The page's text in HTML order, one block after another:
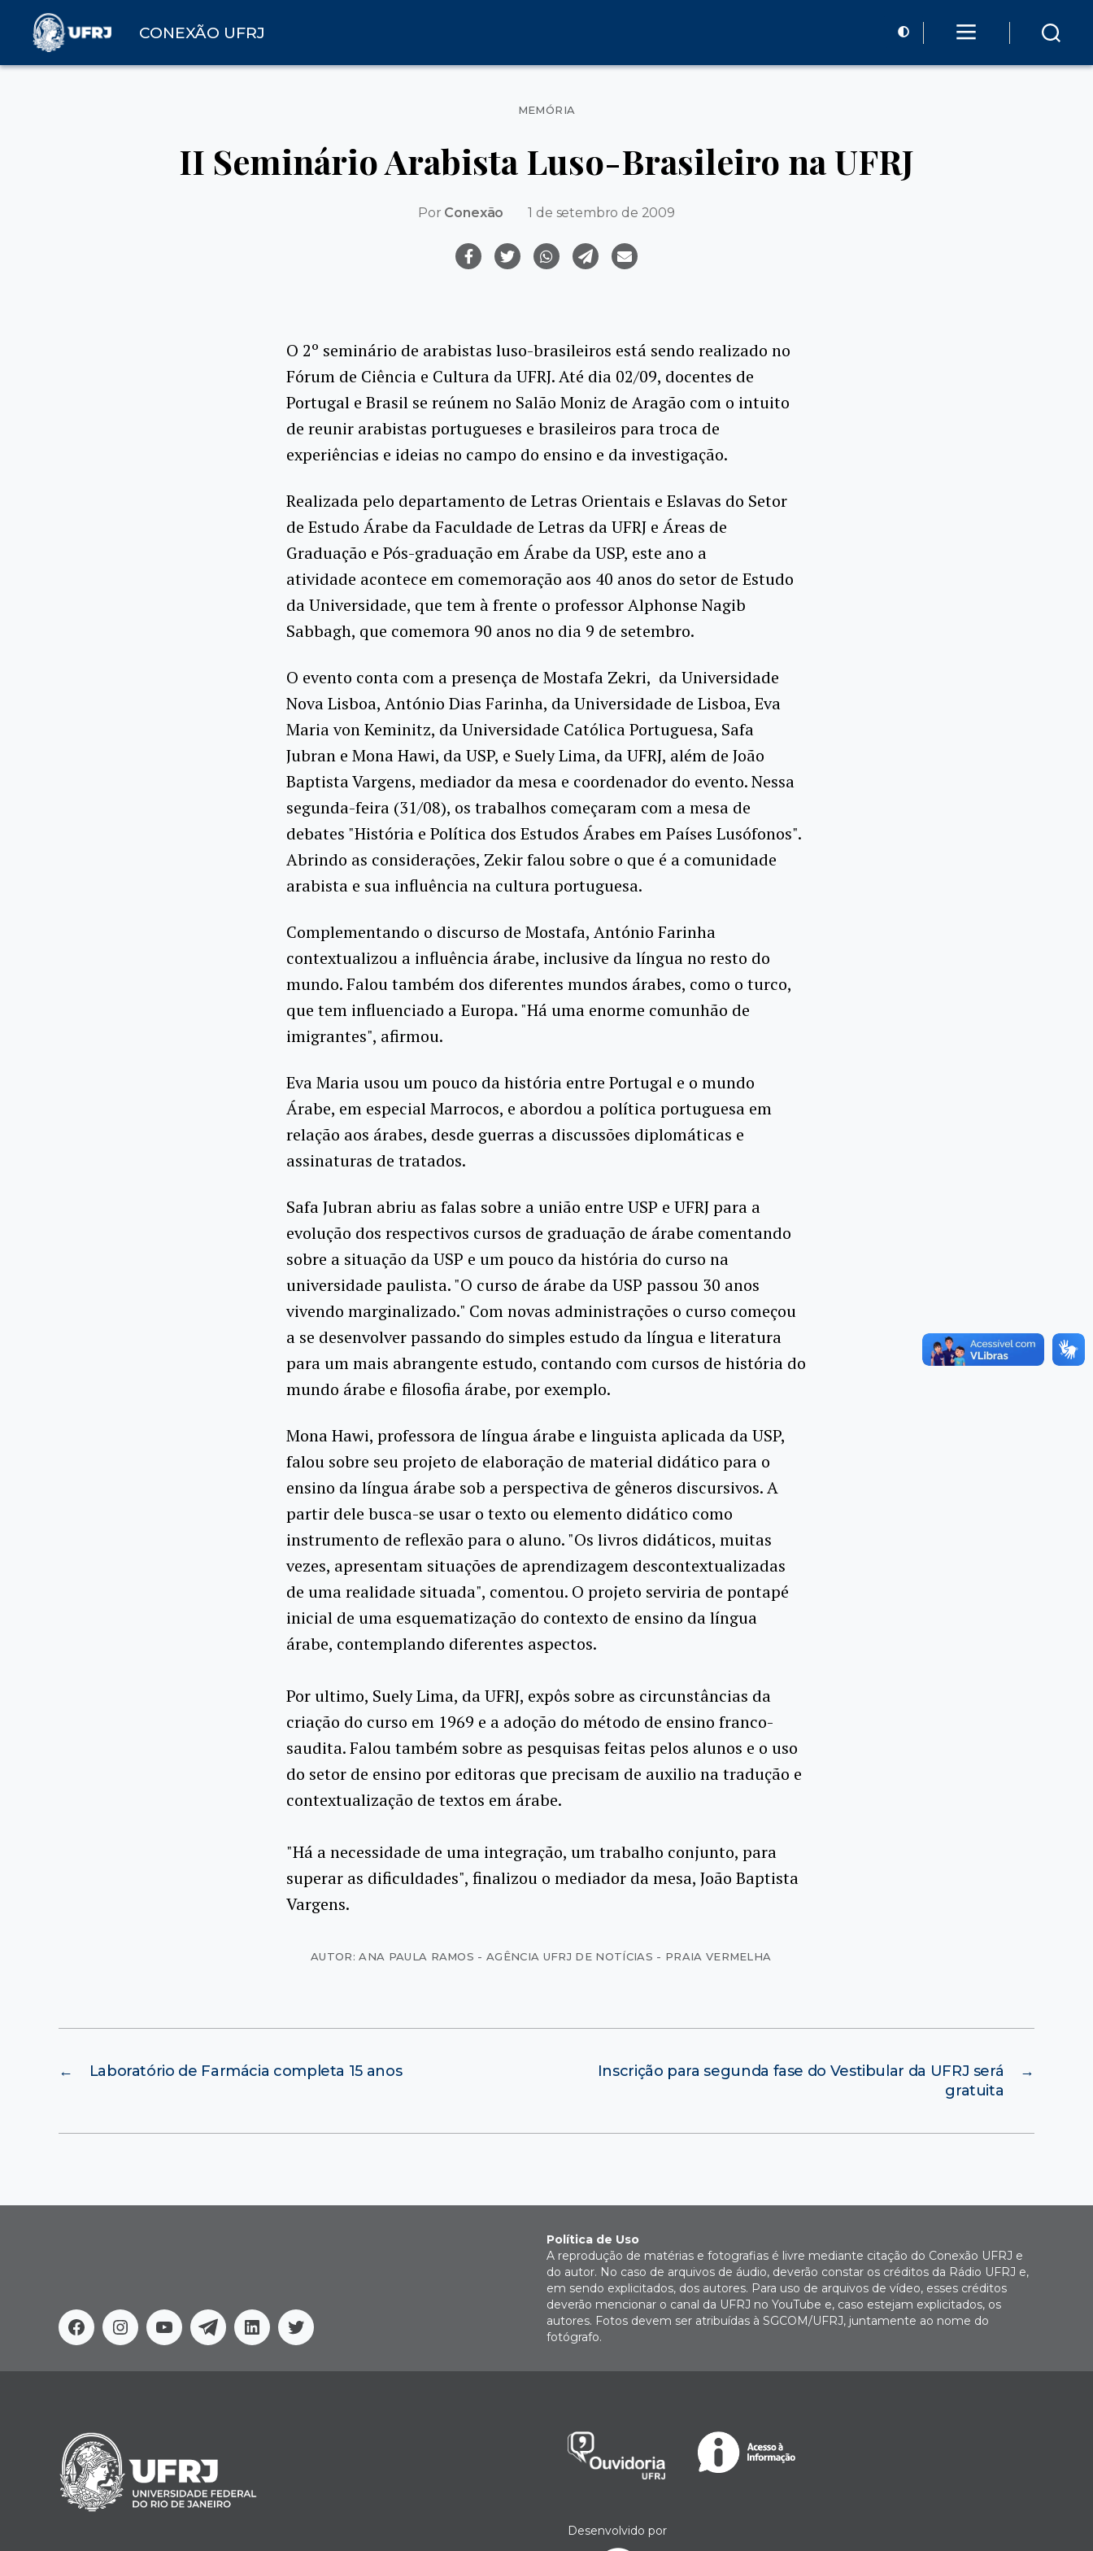
CONEXÃO UFRJ
Categorias
MEMÓRIA
II Seminário Arabista Luso-Brasileiro na UFRJ
Por Conexão 1 de setembro de 2009
O 2º seminário de arabistas luso-brasileiros está sendo realizado no
Fórum de Ciência e Cultura da UFRJ. Até dia 02/09, docentes de
Portugal e Brasil se reúnem no Salão Moniz de Aragão com o intuito
de reunir arabistas portugueses e brasileiros para troca de
experiências e ideias no campo do ensino e da investigação.
Realizada pelo departamento de Letras Orientais e Eslavas do Setor
de Estudo Árabe da Faculdade de Letras da UFRJ e Áreas de
Graduação e Pós-graduação em Árabe da USP, este ano a
atividade acontece em comemoração aos 40 anos do setor de Estudo
da Universidade, que tem à frente o professor Alphonse Nagib
Sabbagh, que comemora 90 anos no dia 9 de setembro.
O evento conta com a presença de Mostafa Zekri, da Universidade
Nova Lisboa, António Dias Farinha, da Universidade de Lisboa, Eva
Maria von Keminitz, da Universidade Católica Portuguesa, Safa
Jubran e Mona Hawi, da USP, e Suely Lima, da UFRJ, além de João
Baptista Vargens, mediador da mesa e coordenador do evento. Nessa
segunda-feira (31/08), os trabalhos começaram com a mesa de
debates "História e Política dos Estudos Árabes em Países Lusófonos".
Abrindo as considerações, Zekir falou sobre o que é a comunidade
arabista e sua influência na cultura portuguesa.
Complementando o discurso de Mostafa, António Farinha
contextualizou a influência árabe, inclusive da língua no resto do
mundo. Falou também dos diferentes mundos árabes, como o turco,
que tem influenciado a Europa. "Há uma enorme comunhão de
imigrantes", afirmou.
Eva Maria usou um pouco da história entre Portugal e o mundo
Árabe, em especial Marrocos, e abordou a política portuguesa em
relação aos árabes, desde guerras a discussões diplomáticas e
assinaturas de tratados.
Safa Jubran abriu as falas sobre a união entre USP e UFRJ para a
evolução dos respectivos cursos de graduação de árabe comentando
sobre a situação da USP e um pouco da história do curso na
universidade paulista. "O curso de árabe da USP passou 30 anos
vivendo marginalizado." Com novas administrações o curso começou
a se desenvolver passando do simples estudo da língua e literatura
para um mais abrangente estudo, contando com cursos de história do
mundo árabe e filosofia árabe, por exemplo.
Mona Hawi, professora de língua árabe e linguista aplicada da USP,
falou sobre seu projeto de elaboração de material didático para o
ensino da língua árabe sob a perspectiva de gêneros discursivos. A
partir dele busca-se usar o texto ou elemento didático como
instrumento de reflexão para o aluno. "Os livros didáticos, muitas
vezes, apresentam situações de aprendizagem descontextualizadas
de uma realidade situada", comentou. O projeto serviria de pontapé
inicial de uma esquematização do contexto de ensino da língua
árabe, contemplando diferentes aspectos.
Por ultimo, Suely Lima, da UFRJ, expôs sobre as circunstâncias da
criação do curso em 1969 e a adoção do método de ensino franco-
saudita. Falou também sobre as pesquisas feitas pelos alunos e o uso
do setor de ensino por editoras que precisam de auxilio na tradução e
contextualização de textos em árabe.
"Há a necessidade de uma integração, um trabalho conjunto, para
superar as dificuldades", finalizou o mediador da mesa, João Baptista
Vargens.
AUTOR: ANA PAULA RAMOS - AGÊNCIA UFRJ DE NOTÍCIAS - PRAIA VERMELHA
← Laboratório de Farmácia completa 15 anos →
Inscrição para segunda fase do Vestibular da UFRJ será
gratuita
FacebookInstagram
YoutubeTelegramLinkedinTwitter
Política de Uso
A reprodução de matérias e fotografias é livre mediante citação do Conexão UFRJ e
do autor. No caso de arquivos de áudio, deverão constar os créditos da Rádio UFRJ e,
em sendo explicitados, dos autores. Para uso de arquivos de vídeo, esses créditos
deverão mencionar o canal da UFRJ no YouTube e, caso estejam explicitados, os
autores. Fotos devem ser atribuídas à SGCOM/UFRJ, juntamente ao nome do
fotógrafo.
Desenvolvido por